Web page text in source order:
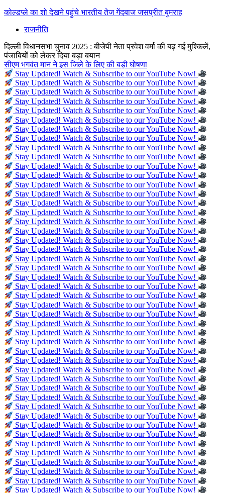
कोल्डप्ले का शो देखने पहुंचे भारतीय तेज गेंदबाज जसप्रीत बुमराह
राजनीति
दिल्ली विधानसभा चुनाव 2025 : बीजेपी नेता प्रवेश वर्मा की बढ़ गई मुश्किलें,
पंजाबियों को लेकर दिया बड़ा बयान
सीएम भगवंत मान ने इस जिले के लिए की बड़ी घोषणा
Stay Updated! Watch & Subscribe to our YouTube Now!
Stay Updated! Watch & Subscribe to our YouTube Now!
Stay Updated! Watch & Subscribe to our YouTube Now!
Stay Updated! Watch & Subscribe to our YouTube Now!
Stay Updated! Watch & Subscribe to our YouTube Now!
Stay Updated! Watch & Subscribe to our YouTube Now!
Stay Updated! Watch & Subscribe to our YouTube Now!
Stay Updated! Watch & Subscribe to our YouTube Now!
Stay Updated! Watch & Subscribe to our YouTube Now!
Stay Updated! Watch & Subscribe to our YouTube Now!
Stay Updated! Watch & Subscribe to our YouTube Now!
Stay Updated! Watch & Subscribe to our YouTube Now!
Stay Updated! Watch & Subscribe to our YouTube Now!
Stay Updated! Watch & Subscribe to our YouTube Now!
Stay Updated! Watch & Subscribe to our YouTube Now!
Stay Updated! Watch & Subscribe to our YouTube Now!
Stay Updated! Watch & Subscribe to our YouTube Now!
Stay Updated! Watch & Subscribe to our YouTube Now!
Stay Updated! Watch & Subscribe to our YouTube Now!
Stay Updated! Watch & Subscribe to our YouTube Now!
Stay Updated! Watch & Subscribe to our YouTube Now!
Stay Updated! Watch & Subscribe to our YouTube Now!
Stay Updated! Watch & Subscribe to our YouTube Now!
Stay Updated! Watch & Subscribe to our YouTube Now!
Stay Updated! Watch & Subscribe to our YouTube Now!
Stay Updated! Watch & Subscribe to our YouTube Now!
Stay Updated! Watch & Subscribe to our YouTube Now!
Stay Updated! Watch & Subscribe to our YouTube Now!
Stay Updated! Watch & Subscribe to our YouTube Now!
Stay Updated! Watch & Subscribe to our YouTube Now!
Stay Updated! Watch & Subscribe to our YouTube Now!
Stay Updated! Watch & Subscribe to our YouTube Now!
Stay Updated! Watch & Subscribe to our YouTube Now!
Stay Updated! Watch & Subscribe to our YouTube Now!
Stay Updated! Watch & Subscribe to our YouTube Now!
Stay Updated! Watch & Subscribe to our YouTube Now!
Stay Updated! Watch & Subscribe to our YouTube Now!
Stay Updated! Watch & Subscribe to our YouTube Now!
Stay Updated! Watch & Subscribe to our YouTube Now!
Stay Updated! Watch & Subscribe to our YouTube Now!
Stay Updated! Watch & Subscribe to our YouTube Now!
Stay Updated! Watch & Subscribe to our YouTube Now!
Stay Updated! Watch & Subscribe to our YouTube Now!
Stay Updated! Watch & Subscribe to our YouTube Now!
Stay Updated! Watch & Subscribe to our YouTube Now!
Stay Updated! Watch & Subscribe to our YouTube Now!